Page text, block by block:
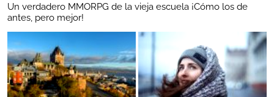
Un verdadero MMORPG de la vieja escuela ¡Cómo los de
antes, pero mejor!